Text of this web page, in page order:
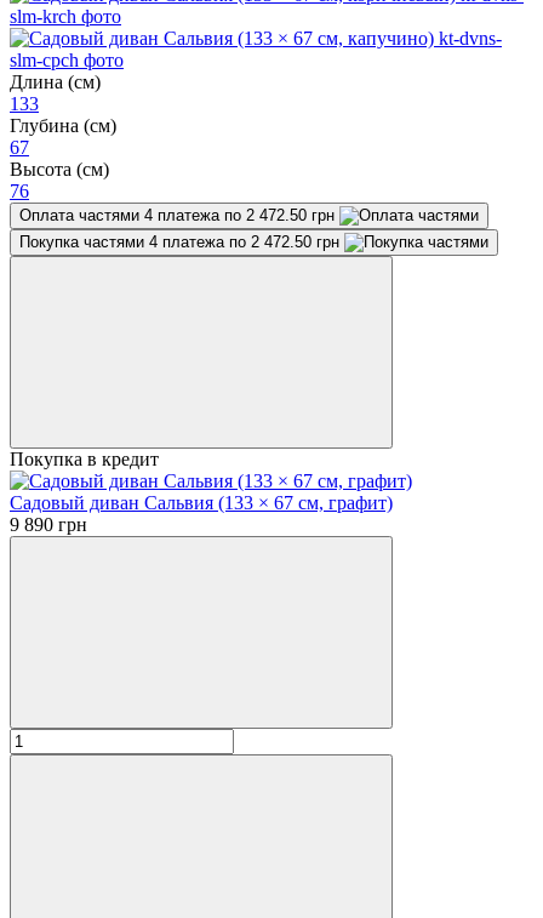
Длина (см)
133
Глубина (см)
67
Высота (см)
76
Оплата частями 4 платежа по 2 472.50 грн
Покупка частями 4 платежа по 2 472.50 грн
Покупка в кредит
Садовый диван Сальвия (133 × 67 см, графит)
9 890 грн